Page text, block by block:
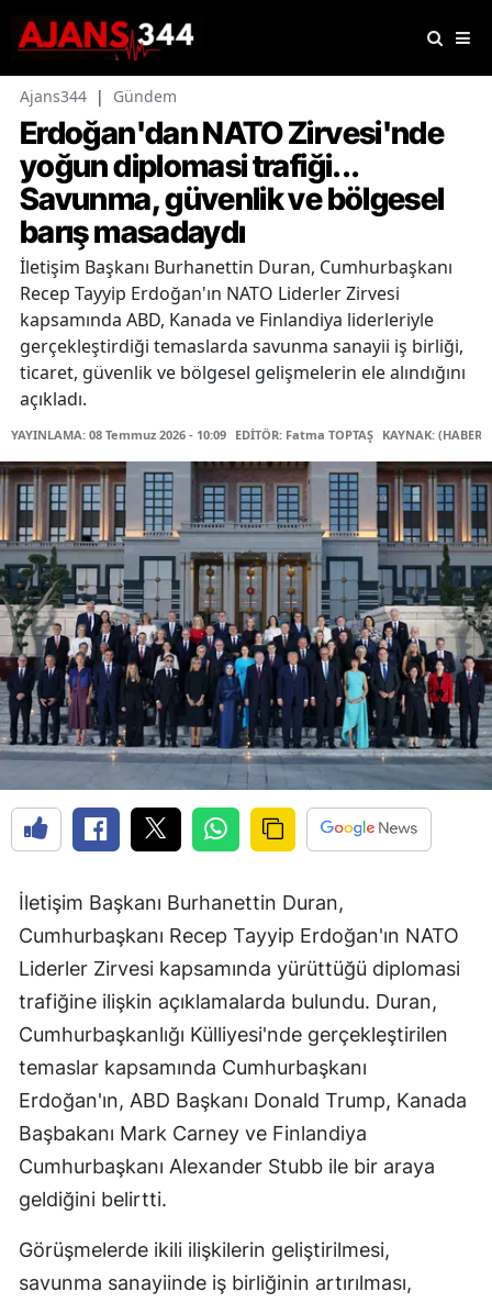
Ajans344 | Gündem
Erdoğan'dan NATO Zirvesi'nde
yoğun diplomasi trafiği...
Savunma, güvenlik ve bölgesel
barış masadaydı
İletişim Başkanı Burhanettin Duran, Cumhurbaşkanı
Recep Tayyip Erdoğan'ın NATO Liderler Zirvesi
kapsamında ABD, Kanada ve Finlandiya liderleriyle
gerçekleştirdiği temaslarda savunma sanayii iş birliği,
ticaret, güvenlik ve bölgesel gelişmelerin ele alındığını
açıkladı.
YAYINLAMA: 08 Temmuz 2026 - 10:09 EDİTÖR: Fatma TOPTAŞ KAYNAK: (HABER
İletişim Başkanı Burhanettin Duran,
Cumhurbaşkanı Recep Tayyip Erdoğan'ın NATO
Liderler Zirvesi kapsamında yürüttüğü diplomasi
trafiğine ilişkin açıklamalarda bulundu. Duran,
Cumhurbaşkanlığı Külliyesi'nde gerçekleştirilen
temaslar kapsamında Cumhurbaşkanı
Erdoğan'ın, ABD Başkanı Donald Trump, Kanada
Başbakanı Mark Carney ve Finlandiya
Cumhurbaşkanı Alexander Stubb ile bir araya
geldiğini belirtti.
Görüşmelerde ikili ilişkilerin geliştirilmesi,
savunma sanayiinde iş birliğinin artırılması,